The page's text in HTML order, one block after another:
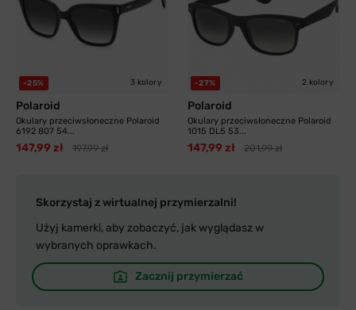
-25% 3 kolory
Polaroid
Okulary przeciwsłoneczne Polaroid
6192 807 54...
147,99 zł 197,99 zł
-27% 2 kolory
Polaroid
Okulary przeciwsłoneczne Polaroid
1015 DL5 53...
147,99 zł 201,99 zł
Skorzystaj z wirtualnej przymierzalni!
Użyj kamerki, aby zobaczyć, jak wyglądasz w
wybranych oprawkach.
Zacznij przymierzać